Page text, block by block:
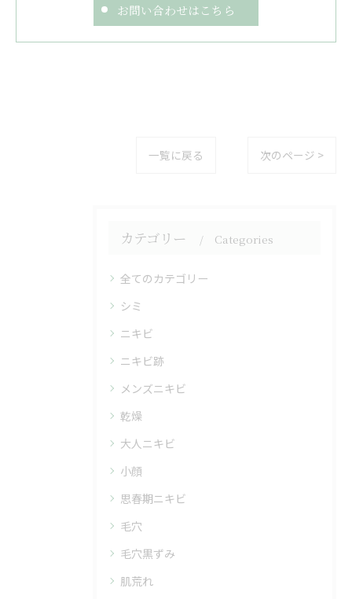
お問い合わせはこちら
一覧に戻る 次のページ >
カテゴリー Categories
全てのカテゴリー
シミ
ニキビ
ニキビ跡
メンズニキビ
乾燥
大人ニキビ
小顔
思春期ニキビ
毛穴
毛穴黒ずみ
肌荒れ